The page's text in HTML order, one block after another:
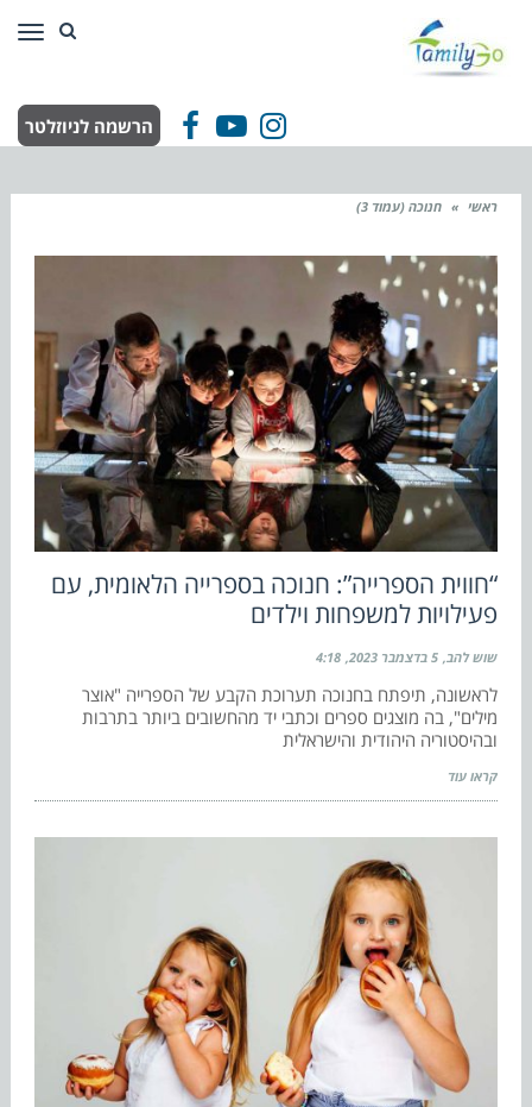
Facebook
YouTube
Instagram הרשמה לניוזלטר
ראשי » חנוכה (עמוד 3)
“חווית הספרייה”: חנוכה בספרייה הלאומית, עם
פעילויות למשפחות וילדים
שוש להב 5 בדצמבר 2023 4:18
לראשונה, תיפתח בחנוכה תערוכת הקבע של הספרייה "אוצר
מילים", בה מוצגים ספרים וכתבי יד מהחשובים ביותר בתרבות
ובהיסטוריה היהודית והישראלית
קראו עוד